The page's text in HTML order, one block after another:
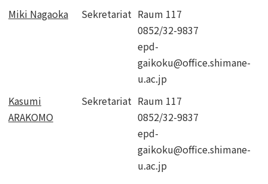
Miki Nagaoka
Sekretariat Raum 117
0852/32-9837
epd-
gaikoku@office.shimane-
u.ac.jp
Kasumi
ARAKOMO
Sekretariat Raum 117
0852/32-9837
epd-
gaikoku@office.shimane-
u.ac.jp